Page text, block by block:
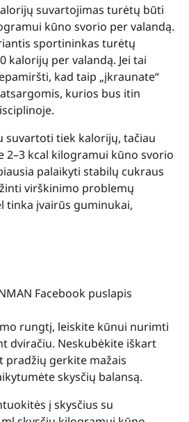
suvartojimas turėtų būti
kūno svorio per valandą.
sportininkas turėtų
kalorijų per valandą. Jei tai
kad taip „įkraunate“
kurios bus itin
suvartoti tiek kalorijų, tačiau
2–3 kcal kilogramui kūno svorio
palaikyti stabilų cukraus
virškinimo problemų
tinka įvairūs guminukai,
Facebook puslapis
rungtį, leiskite kūnui nurimti
dviračiu. Neskubėkite iškart
pradžių gerkite mažais
skysčių balansą.
į skysčius su